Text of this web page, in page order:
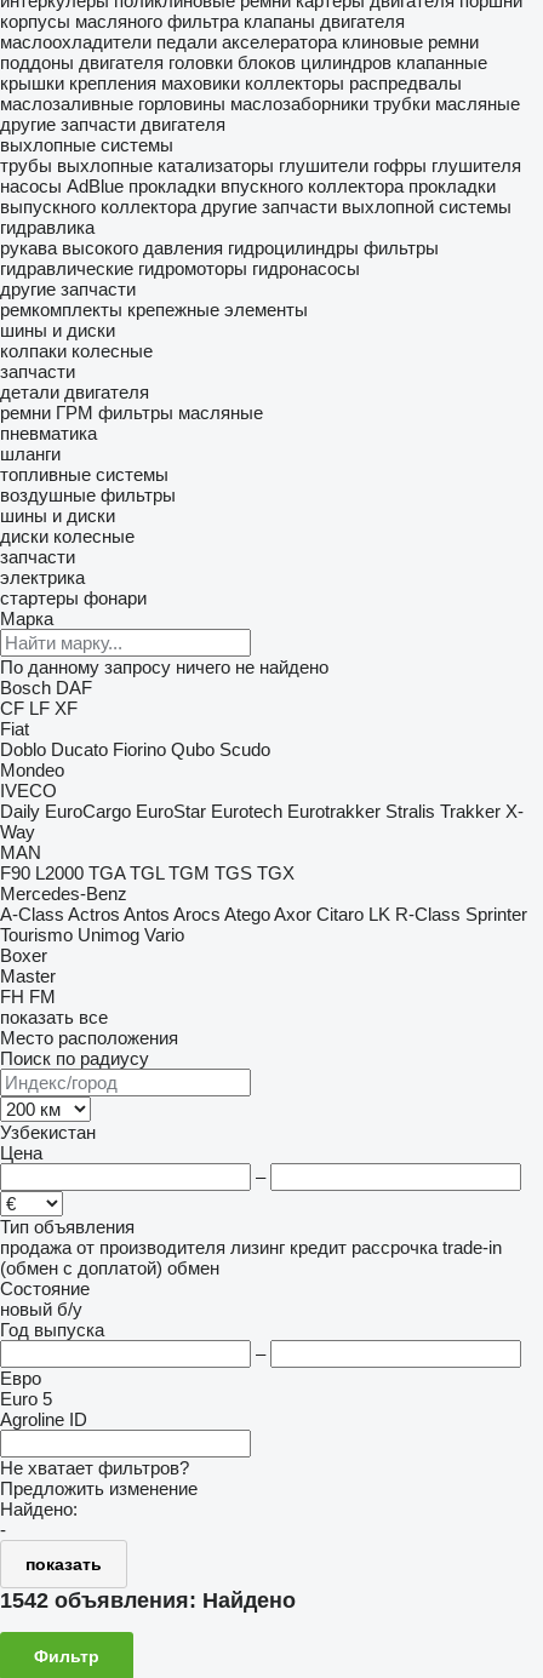
корпусы масляного фильтра клапаны двигателя
маслоохладители педали акселератора клиновые ремни
поддоны двигателя головки блоков цилиндров клапанные
крышки крепления маховики коллекторы распредвалы
маслозаливные горловины маслозаборники трубки масляные
другие запчасти двигателя
выхлопные системы
трубы выхлопные катализаторы глушители гофры глушителя
насосы AdBlue прокладки впускного коллектора прокладки
выпускного коллектора другие запчасти выхлопной системы
гидравлика
рукава высокого давления гидроцилиндры фильтры
гидравлические гидромоторы гидронасосы
другие запчасти
ремкомплекты крепежные элементы
шины и диски
колпаки колесные
запчасти
детали двигателя
ремни ГРМ фильтры масляные
пневматика
шланги
топливные системы
воздушные фильтры
шины и диски
диски колесные
запчасти
электрика
стартеры фонари
Марка
По данному запросу ничего не найдено
Bosch DAF
CF LF XF
Fiat
Doblo Ducato Fiorino Qubo Scudo
Mondeo
IVECO
Daily EuroCargo EuroStar Eurotech Eurotrakker Stralis Trakker X-
Way
MAN
F90 L2000 TGA TGL TGM TGS TGX
Mercedes-Benz
A-Class Actros Antos Arocs AtegoAxor Citaro LK R-Class Sprinter
Tourismo Unimog Vario
Boxer
Master
FH FM
показать все
Место расположения
Поиск по радиусу
Узбекистан
Цена
–
Тип объявления
продажа от производителя лизинг кредит рассрочка trade-in
(обмен с доплатой) обмен
Состояние
новый б/у
Год выпуска
–
Евро
Euro 5
Agroline ID
Не хватает фильтров?
Предложить изменение
Найдено:
-
показать
1542 объявления: Найдено
Фильтр